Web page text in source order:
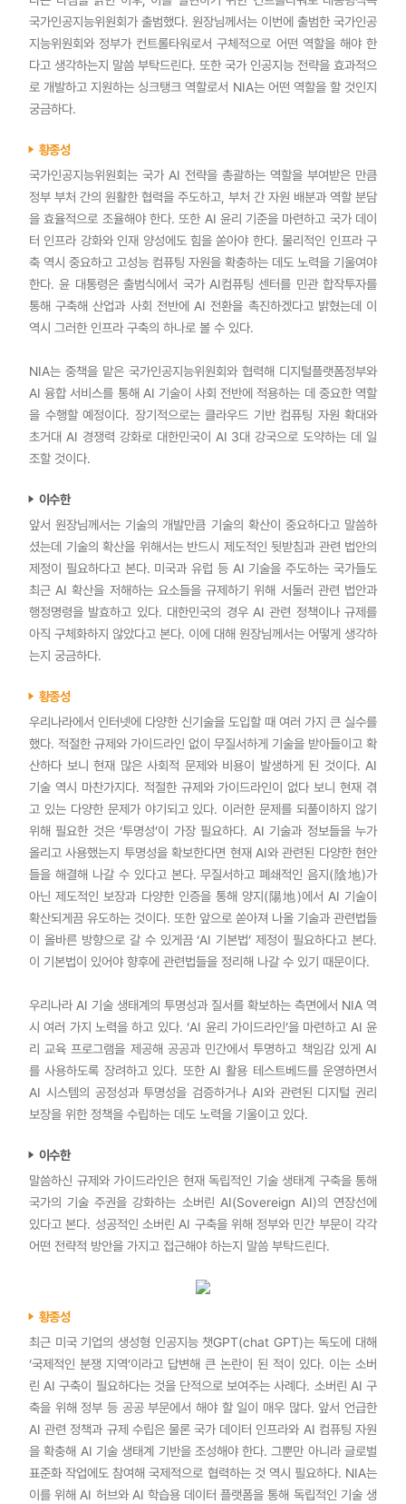
국가인공지능위원회가 출범했다. 원장님께서는 이번에 출범한 국가인공
지능위원회와 정부가 컨트롤타워로서 구체적으로 어떤 역할을 해야 한
다고 생각하는지 말씀 부탁드린다. 또한 국가 인공지능 전략을 효과적으
로 개발하고 지원하는 싱크탱크 역할로서 NIA는 어떤 역할을 할 것인지
궁금하다.
황종성
국가인공지능위원회는 국가 AI 전략을 총괄하는 역할을 부여받은 만큼
정부 부처 간의 원활한 협력을 주도하고, 부처 간 자원 배분과 역할 분담
을 효율적으로 조율해야 한다. 또한 AI 윤리 기준을 마련하고 국가 데이
터 인프라 강화와 인재 양성에도 힘을 쏟아야 한다. 물리적인 인프라 구
축 역시 중요하고 고성능 컴퓨팅 자원을 확충하는 데도 노력을 기울여야
한다. 윤 대통령은 출범식에서 국가 AI컴퓨팅 센터를 민관 합작투자를
통해 구축해 산업과 사회 전반에 AI 전환을 촉진하겠다고 밝혔는데 이
역시 그러한 인프라 구축의 하나로 볼 수 있다.
NIA는 중책을 맡은 국가인공지능위원회와 협력해 디지털플랫폼정부와
AI 융합 서비스를 통해 AI 기술이 사회 전반에 적용하는 데 중요한 역할
을 수행할 예정이다. 장기적으로는 클라우드 기반 컴퓨팅 자원 확대와
초거대 AI 경쟁력 강화로 대한민국이 AI 3대 강국으로 도약하는 데 일
조할 것이다.
이수한
앞서 원장님께서는 기술의 개발만큼 기술의 확산이 중요하다고 말씀하
셨는데 기술의 확산을 위해서는 반드시 제도적인 뒷받침과 관련 법안의
제정이 필요하다고 본다. 미국과 유럽 등 AI 기술을 주도하는 국가들도
최근 AI 확산을 저해하는 요소들을 규제하기 위해 서둘러 관련 법안과
행정명령을 발효하고 있다. 대한민국의 경우 AI 관련 정책이나 규제를
아직 구체화하지 않았다고 본다. 이에 대해 원장님께서는 어떻게 생각하
는지 궁금하다.
황종성
우리나라에서 인터넷에 다양한 신기술을 도입할 때 여러 가지 큰 실수를
했다. 적절한 규제와 가이드라인 없이 무질서하게 기술을 받아들이고 확
산하다 보니 현재 많은 사회적 문제와 비용이 발생하게 된 것이다. AI
기술 역시 마찬가지다. 적절한 규제와 가이드라인이 없다 보니 현재 겪
고 있는 다양한 문제가 야기되고 있다. 이러한 문제를 되풀이하지 않기
위해 필요한 것은 ‘투명성’이 가장 필요하다. AI 기술과 정보들을 누가
올리고 사용했는지 투명성을 확보한다면 현재 AI와 관련된 다양한 현안
들을 해결해 나갈 수 있다고 본다. 무질서하고 폐쇄적인 음지(陰地)가
아닌 제도적인 보장과 다양한 인증을 통해 양지(陽地)에서 AI 기술이
확산되게끔 유도하는 것이다. 또한 앞으로 쏟아져 나올 기술과 관련법들
이 올바른 방향으로 갈 수 있게끔 ‘AI 기본법’ 제정이 필요하다고 본다.
이 기본법이 있어야 향후에 관련법들을 정리해 나갈 수 있기 때문이다.
우리나라 AI 기술 생태계의 투명성과 질서를 확보하는 측면에서 NIA 역
시 여러 가지 노력을 하고 있다. ‘AI 윤리 가이드라인’을 마련하고 AI 윤
리 교육 프로그램을 제공해 공공과 민간에서 투명하고 책임감 있게 AI
를 사용하도록 장려하고 있다. 또한 AI 활용 테스트베드를 운영하면서
AI 시스템의 공정성과 투명성을 검증하거나 AI와 관련된 디지털 권리
보장을 위한 정책을 수립하는 데도 노력을 기울이고 있다.
이수한
말씀하신 규제와 가이드라인은 현재 독립적인 기술 생태계 구축을 통해
국가의 기술 주권을 강화하는 소버린 AI(Sovereign AI)의 연장선에
있다고 본다. 성공적인 소버린 AI 구축을 위해 정부와 민간 부문이 각각
어떤 전략적 방안을 가지고 접근해야 하는지 말씀 부탁드린다.
황종성
최근 미국 기업의 생성형 인공지능 챗GPT(chat GPT)는 독도에 대해
‘국제적인 분쟁 지역’이라고 답변해 큰 논란이 된 적이 있다. 이는 소버
린 AI 구축이 필요하다는 것을 단적으로 보여주는 사례다. 소버린 AI 구
축을 위해 정부 등 공공 부문에서 해야 할 일이 매우 많다. 앞서 언급한
AI 관련 정책과 규제 수립은 물론 국가 데이터 인프라와 AI 컴퓨팅 자원
을 확충해 AI 기술 생태계 기반을 조성해야 한다. 그뿐만 아니라 글로벌
표준화 작업에도 참여해 국제적으로 협력하는 것 역시 필요하다. NIA는
이를 위해 AI 허브와 AI 학습용 데이터 플랫폼을 통해 독립적인 기술 생